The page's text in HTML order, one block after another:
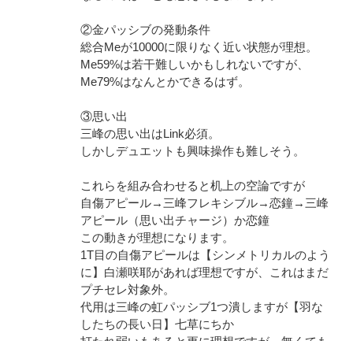
②金パッシブの発動条件
総合Meが10000に限りなく近い状態が理想。
Me59%は若干難しいかもしれないですが、
Me79%はなんとかできるはず。
③思い出
三峰の思い出はLink必須。
しかしデュエットも興味操作も難しそう。
これらを組み合わせると机上の空論ですが
自傷アピール→三峰フレキシブル→恋鐘→三峰
アピール（思い出チャージ）か恋鐘
この動きが理想になります。
1T目の自傷アピールは【シンメトリカルのよう
に】白瀬咲耶があれば理想ですが、これはまだ
プチセレ対象外。
代用は三峰の虹パッシブ1つ潰しますが【羽な
したちの長い日】七草にちか